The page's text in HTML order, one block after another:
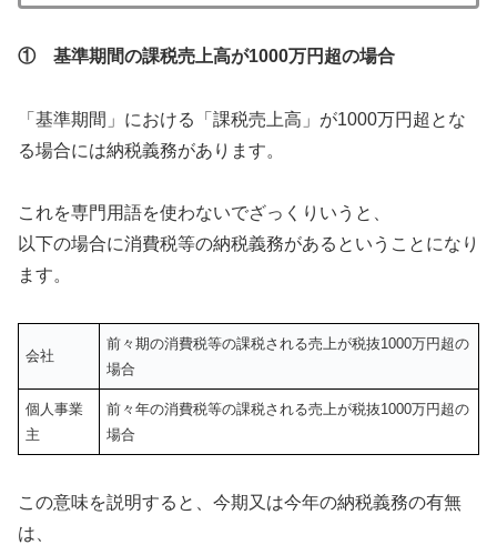
① 基準期間の課税売上高が1000万円超の場合
「基準期間」における「課税売上高」が1000万円超とな
る場合には納税義務があります。
これを専門用語を使わないでざっくりいうと、
以下の場合に消費税等の納税義務があるということになり
ます。
会社
前々期の消費税等の課税される売上が税抜1000万円超の
場合
個人事業
主
前々年の消費税等の課税される売上が税抜1000万円超の
場合
この意味を説明すると、今期又は今年の納税義務の有無
は、